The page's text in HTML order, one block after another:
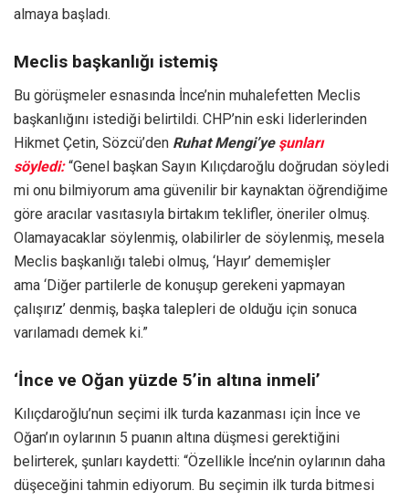
almaya başladı.
Meclis başkanlığı istemiş
Bu görüşmeler esnasında İnce’nin muhalefetten Meclis
başkanlığını istediği belirtildi. CHP’nin eski liderlerinden
Hikmet Çetin, Sözcü’den Ruhat Mengi’ye şunları
söyledi:“Genel başkan Sayın Kılıçdaroğlu doğrudan söyledi
mi onu bilmiyorum ama güvenilir bir kaynaktan öğrendiğime
göre aracılar vasıtasıyla birtakım teklifler, öneriler olmuş.
Olamayacaklar söylenmiş, olabilirler de söylenmiş, mesela
Meclis başkanlığı talebi olmuş, ‘Hayır’ dememişler
ama ‘Diğer partilerle de konuşup gerekeni yapmayan
çalışırız’ denmiş, başka talepleri de olduğu için sonuca
varılamadı demek ki.”
‘İnce ve Oğan yüzde 5’in altına inmeli’
Kılıçdaroğlu’nun seçimi ilk turda kazanması için İnce ve
Oğan’ın oylarının 5 puanın altına düşmesi gerektiğini
belirterek, şunları kaydetti: “Özellikle İnce’nin oylarının daha
düşeceğini tahmin ediyorum. Bu seçimin ilk turda bitmesi